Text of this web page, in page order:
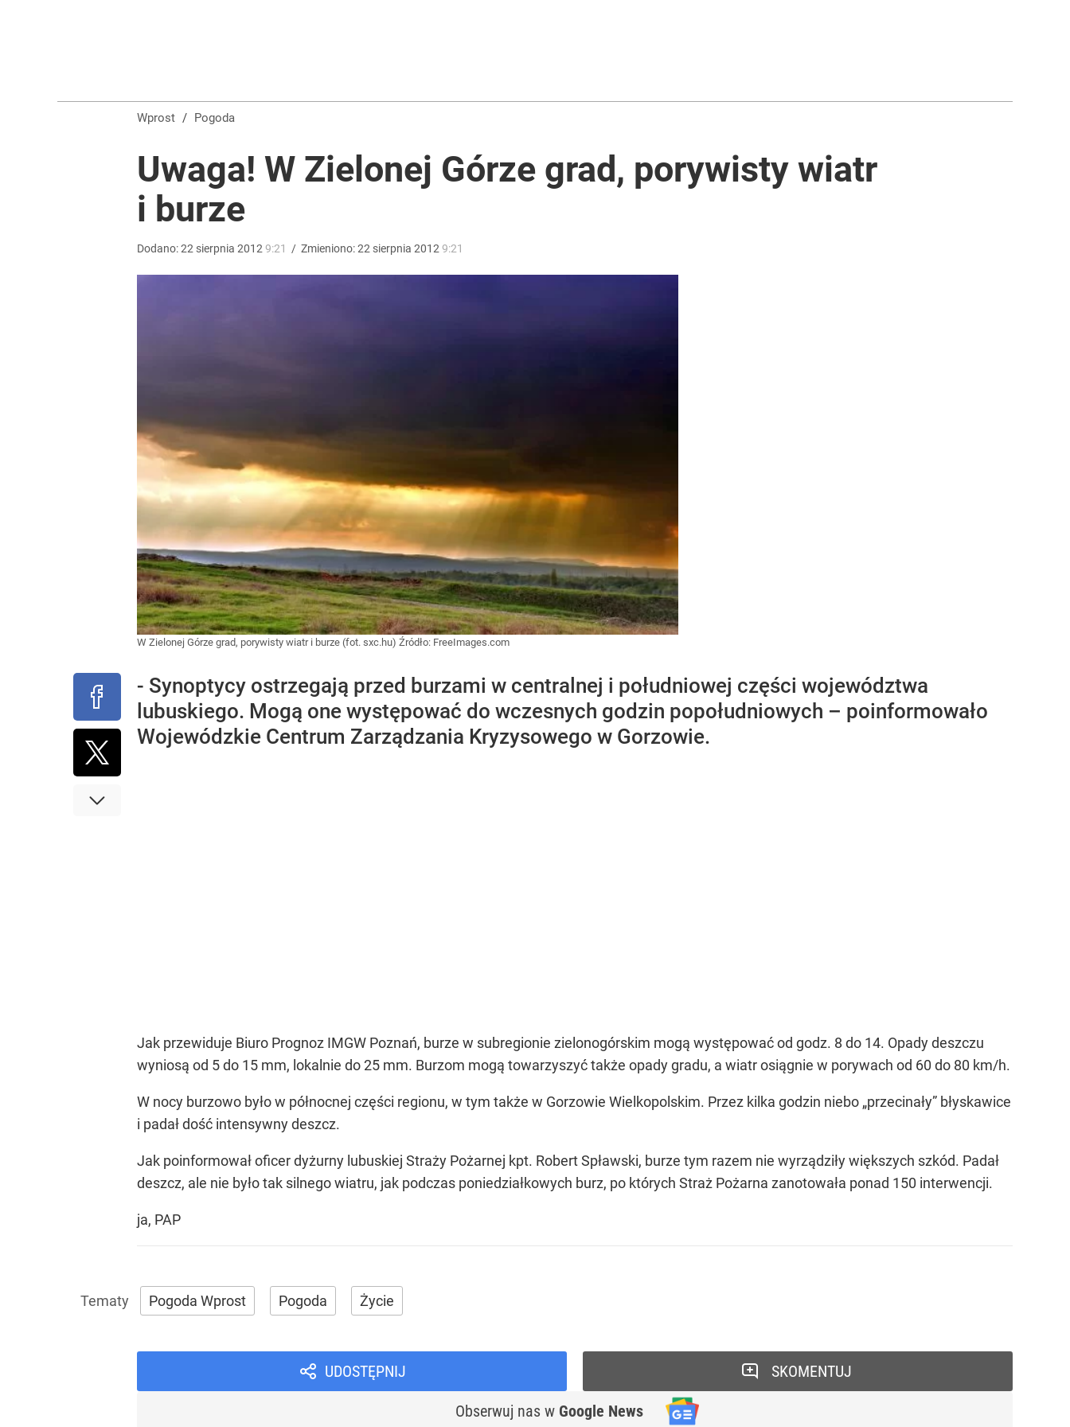
„Nie chodzi o zemstę”. Mocny apel w sprawie ofiar rzezi wołyńskiej
Last minute w nowym hotelu w Turcji. Tutaj woda w morzu ma 28 stopni
Wprost / Pogoda
Uwaga! W Zielonej Górze grad, porywisty wiatr
i burze
Dodano:22 sierpnia 2012 9:21 / Zmieniono:22 sierpnia 2012 9:21
W Zielonej Górze grad, porywisty wiatr i burze (fot. sxc.hu) Źródło: FreeImages.com
- Synoptycy ostrzegają przed burzami w centralnej i południowej części województwa
lubuskiego. Mogą one występować do wczesnych godzin popołudniowych – poinformowało
Wojewódzkie Centrum Zarządzania Kryzysowego w Gorzowie.
Jak przewiduje Biuro Prognoz IMGW Poznań, burze w subregionie zielonogórskim mogą występować od godz. 8 do 14. Opady deszczu
wyniosą od 5 do 15 mm, lokalnie do 25 mm. Burzom mogą towarzyszyć także opady gradu, a wiatr osiągnie w porywach od 60 do 80 km/h.
W nocy burzowo było w północnej części regionu, w tym także w Gorzowie Wielkopolskim. Przez kilka godzin niebo „przecinały” błyskawice
i padał dość intensywny deszcz.
Jak poinformował oficer dyżurny lubuskiej Straży Pożarnej kpt. Robert Spławski, burze tym razem nie wyrządziły większych szkód. Padał
deszcz, ale nie było tak silnego wiatru, jak podczas poniedziałkowych burz, po których Straż Pożarna zanotowała ponad 150 interwencji.
ja, PAP
Pogoda Wprost Pogoda Życie
UDOSTĘPNIJ
Obserwuj nas w Google News
SKOMENTUJ